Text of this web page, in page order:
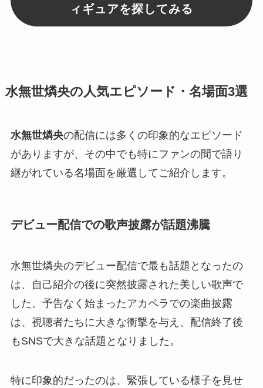
ィギュアを探してみる
水無世燐央の人気エピソード・名場面3選
水無世燐央の配信には多くの印象的なエピソード
がありますが、その中でも特にファンの間で語り
継がれている名場面を厳選してご紹介します。
デビュー配信での歌声披露が話題沸騰
水無世燐央のデビュー配信で最も話題となったの
は、自己紹介の後に突然披露された美しい歌声で
した。予告なく始まったアカペラでの楽曲披露
は、視聴者たちに大きな衝撃を与え、配信終了後
もSNSで大きな話題となりました。
特に印象的だったのは、緊張している様子を見せ